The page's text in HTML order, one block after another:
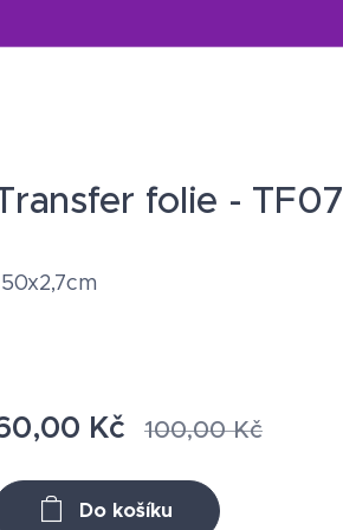
folie - TF07
Kč 100,00Kč
Do košíku